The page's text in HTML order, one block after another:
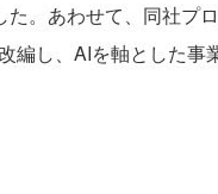
。あわせて、同社プ
編し、AIを軸とした事